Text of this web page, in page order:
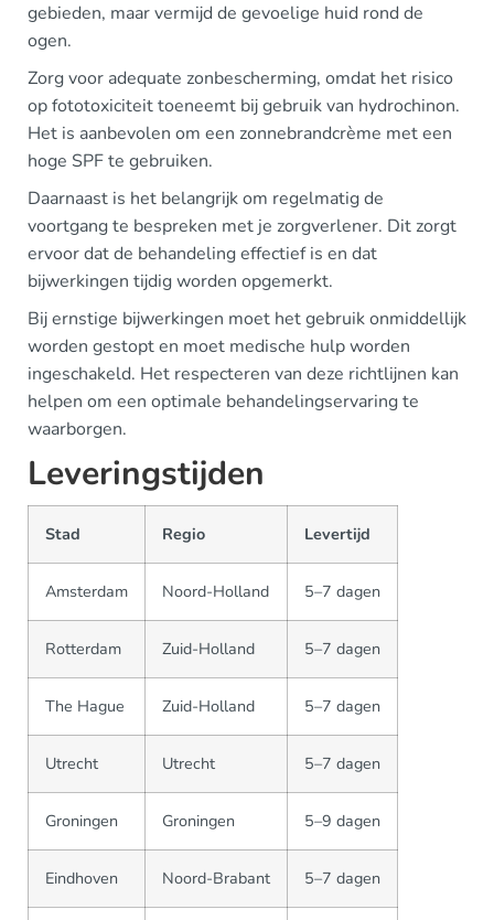
gebieden, maar vermijd de gevoelige huid rond de
ogen.
Zorg voor adequate zonbescherming, omdat het risico
op fototoxiciteit toeneemt bij gebruik van hydrochinon.
Het is aanbevolen om een zonnebrandcrème met een
hoge SPF te gebruiken.
Daarnaast is het belangrijk om regelmatig de
voortgang te bespreken met je zorgverlener. Dit zorgt
ervoor dat de behandeling effectief is en dat
bijwerkingen tijdig worden opgemerkt.
Bij ernstige bijwerkingen moet het gebruik onmiddellijk
worden gestopt en moet medische hulp worden
ingeschakeld. Het respecteren van deze richtlijnen kan
helpen om een optimale behandelingservaring te
waarborgen.
Leveringstijden
Stad Regio Levertijd
Amsterdam Noord-Holland 5–7 dagen
Rotterdam Zuid-Holland 5–7 dagen
The Hague Zuid-Holland 5–7 dagen
Utrecht Utrecht 5–7 dagen
Groningen Groningen 5–9 dagen
Eindhoven Noord-Brabant 5–7 dagen